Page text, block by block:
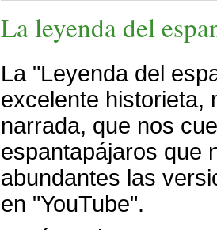
La leyenda del
La "Leyenda del
excelente historieta,
narrada, que nos
espantapájaros que
abundantes las
en "YouTube".